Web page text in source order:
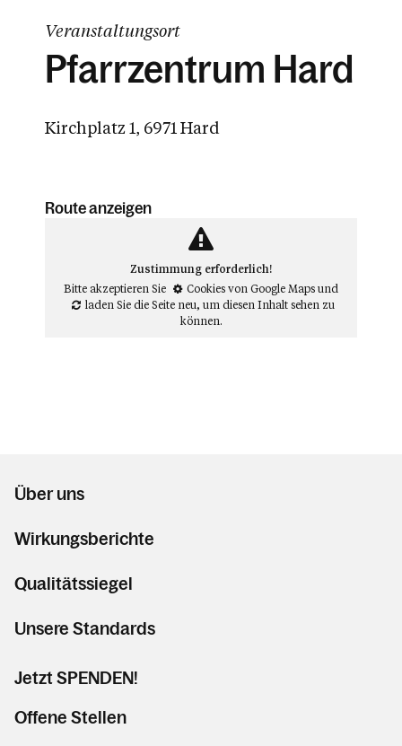
Veranstaltungsort
Pfarrzentrum Hard
Kirchplatz 1, 6971 Hard
Route anzeigen
Zustimmung erforderlich!
Bitte akzeptieren Sie
Cookies von Google Mapsund
laden Sie die Seite neu, um diesen Inhalt sehen zu
können.
Über uns
Wirkungsberichte
Qualitätssiegel
Unsere Standards
Jetzt SPENDEN!
Offene Stellen